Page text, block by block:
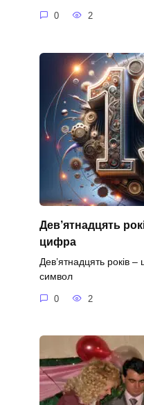
0 2
Дев’ятнадцять
цифра
Дев’ятнадцять років
символ
0 2